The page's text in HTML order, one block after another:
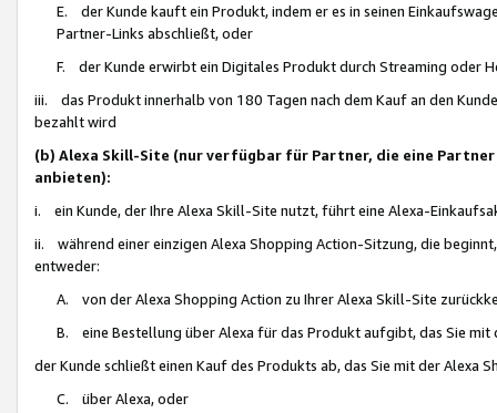
E. der Kunde kauft ein Produkt, indem er es in seinen
Partner-Links abschließt, oder
F. der Kunde erwirbt ein Digitales Produkt durch Streaming oder
iii. das Produkt innerhalb von 180 Tagen nach dem Kauf an den
bezahlt wird
(b) Alexa Skill-Site (nur verfügbar für Partner, die eine
anbieten):
i. ein Kunde, der Ihre Alexa Skill-Site nutzt, führt eine Alexa-
ii. während einer einzigen Alexa Shopping Action-Sitzung, die
entweder:
A. von der Alexa Shopping Action zu Ihrer Alexa Skill-Site
B. eine Bestellung über Alexa für das Produkt aufgibt, das Sie mit
der Kunde schließt einen Kauf des Produkts ab, das Sie mit der Alexa
C. über Alexa, oder